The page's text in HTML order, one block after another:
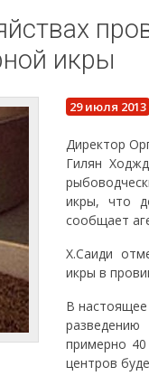
икры
29 июля 2013
Директор
Гилян
икры, что
сообщает
Х.Саиди
икры в
В настоящее
примерно
центров